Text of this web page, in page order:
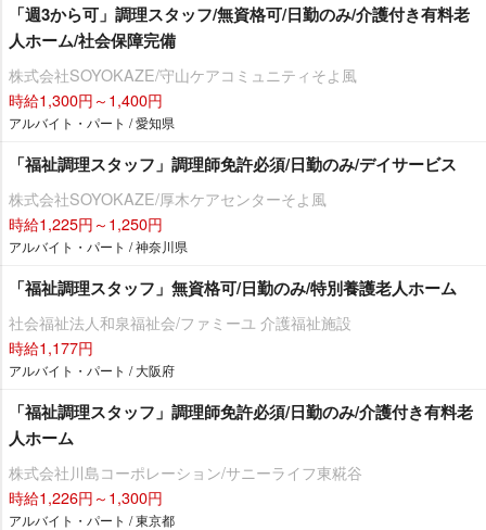
「週3から可」調理スタッフ/無資格可/日勤のみ/介護付き有料老
人ホーム/社会保障完備
株式会社SOYOKAZE/守山ケアコミュニティそよ風
時給1,300円～1,400円
アルバイト・パート / 愛知県
「福祉調理スタッフ」調理師免許必須/日勤のみ/デイサービス
株式会社SOYOKAZE/厚木ケアセンターそよ風
時給1,225円～1,250円
アルバイト・パート / 神奈川県
「福祉調理スタッフ」無資格可/日勤のみ/特別養護老人ホーム
社会福祉法人和泉福祉会/ファミーユ 介護福祉施設
時給1,177円
アルバイト・パート / 大阪府
「福祉調理スタッフ」調理師免許必須/日勤のみ/介護付き有料老
人ホーム
株式会社川島コーポレーション/サニーライフ東糀谷
時給1,226円～1,300円
アルバイト・パート / 東京都